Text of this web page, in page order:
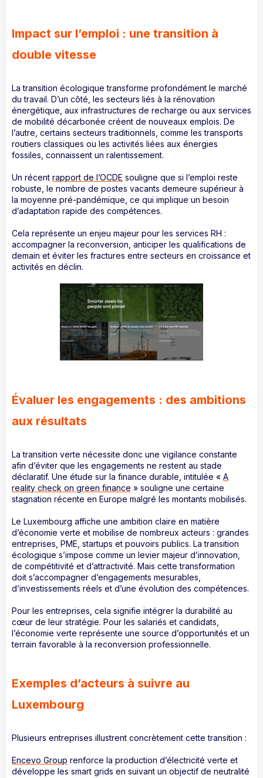
Impact sur l’emploi : une transition à
double vitesse
La transition écologique transforme profondément le marché
du travail. D’un côté, les secteurs liés à la rénovation
énergétique, aux infrastructures de recharge ou aux services
de mobilité décarbonée créent de nouveaux emplois. De
l’autre, certains secteurs traditionnels, comme les transports
routiers classiques ou les activités liées aux énergies
fossiles, connaissent un ralentissement.
Un récent rapport de l’OCDE souligne que si l’emploi reste
robuste, le nombre de postes vacants demeure supérieur à
la moyenne pré-pandémique, ce qui implique un besoin
d’adaptation rapide des compétences.
Cela représente un enjeu majeur pour les services RH :
accompagner la reconversion, anticiper les qualifications de
demain et éviter les fractures entre secteurs en croissance et
activités en déclin.
Évaluer les engagements : des ambitions
aux résultats
La transition verte nécessite donc une vigilance constante
afin d’éviter que les engagements ne restent au stade
déclaratif. Une étude sur la finance durable, intitulée « A
reality check on green finance » souligne une certaine
stagnation récente en Europe malgré les montants mobilisés.
Le Luxembourg affiche une ambition claire en matière
d’économie verte et mobilise de nombreux acteurs : grandes
entreprises, PME, startups et pouvoirs publics. La transition
écologique s’impose comme un levier majeur d’innovation,
de compétitivité et d’attractivité. Mais cette transformation
doit s’accompagner d’engagements mesurables,
d’investissements réels et d’une évolution des compétences.
Pour les entreprises, cela signifie intégrer la durabilité au
cœur de leur stratégie. Pour les salariés et candidats,
l’économie verte représente une source d’opportunités et un
terrain favorable à la reconversion professionnelle.
Exemples d’acteurs à suivre au
Luxembourg
Plusieurs entreprises illustrent concrètement cette transition :
Encevo Group renforce la production d’électricité verte et
développe les smart grids en suivant un objectif de neutralité